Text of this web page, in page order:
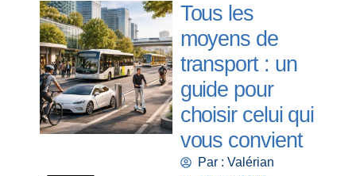
Tous les
moyens de
transport : un
guide pour
choisir celui qui
vous convient
Par : Valérian